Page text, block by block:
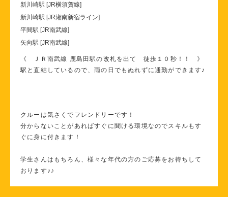
新川崎駅 [JR横須賀線]
新川崎駅 [JR湘南新宿ライン]
平間駅 [JR南武線]
矢向駅 [JR南武線]
《 ＪＲ南武線 鹿島田駅の改札を出て 徒歩１０秒！！ 》
駅と直結しているので、雨の日でもぬれずに通勤ができます♪
クルーは気さくでフレンドリーです！
分からないことがあればすぐに聞ける環境なのでスキルもす
ぐに身に付きます！
学生さんはもちろん、様々な年代の方のご応募をお待ちして
おります♪♪